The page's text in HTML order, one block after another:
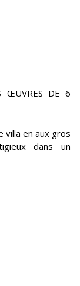
ŒUVRES DE 6
villa en aux gros
dans un